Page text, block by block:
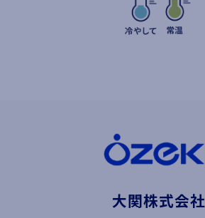
大関株式会社